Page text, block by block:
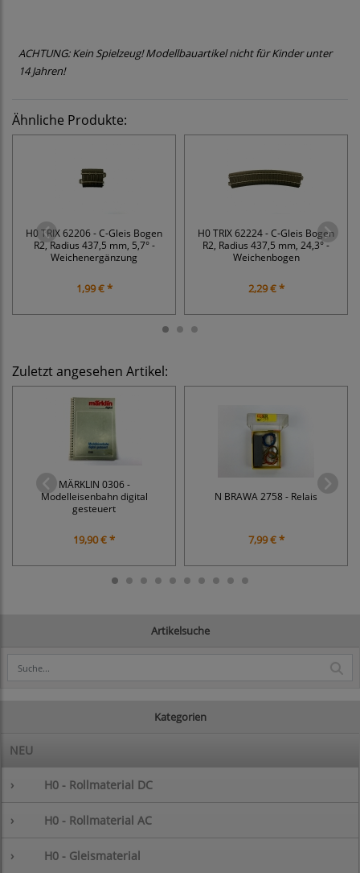
Artikelsuche
Kategorien
NEU
› H0 - Rollmaterial DC
› H0 - Rollmaterial AC
› H0 - Gleismaterial
ACHTUNG: Kein Spielzeug! Modellbauartikel nicht für Kinder unter
14 Jahren!
Ähnliche Produkte:
H0 TRIX 62206 - C-Gleis Bogen
R2, Radius 437,5 mm, 5,7° -
Weichenergänzung
1,99 € *
H0 TRIX 62224 - C-Gleis Bogen
R2, Radius 437,5 mm, 24,3° -
Weichenbogen
2,29 € *
Zuletzt angesehen Artikel:
MÄRKLIN 0306 -
Modelleisenbahn digital
gesteuert
19,90 € *
N BRAWA 2758 - Relais
7,99 € *